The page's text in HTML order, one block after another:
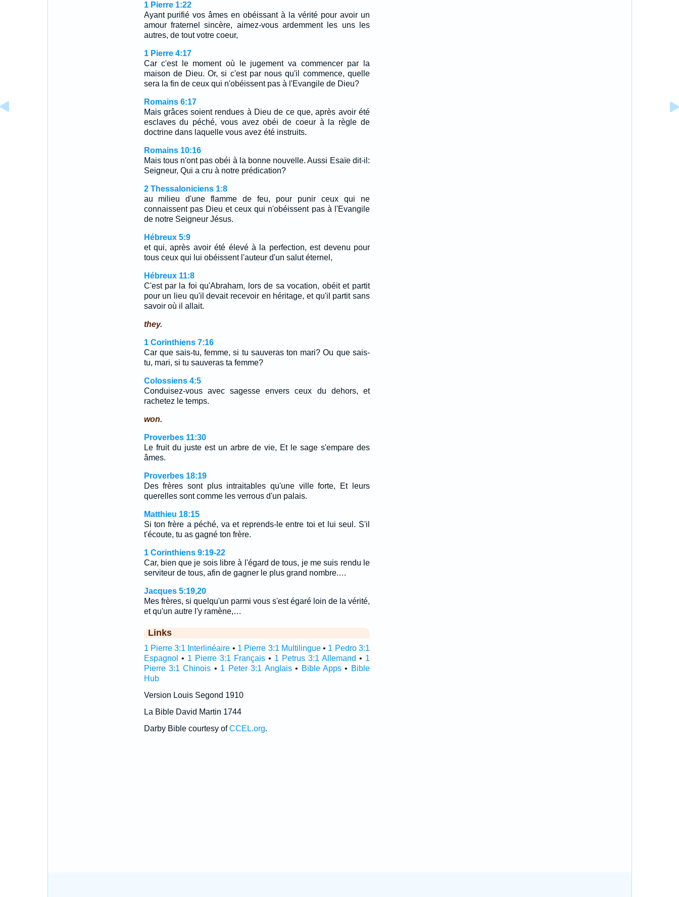
1 Pierre 1:22
Ayant purifié vos âmes en obéissant à la vérité pour avoir un
amour fraternel sincère, aimez-vous ardemment les uns les
autres, de tout votre coeur,
1 Pierre 4:17
Car c'est le moment où le jugement va commencer par la
maison de Dieu. Or, si c'est par nous qu'il commence, quelle
sera la fin de ceux qui n'obéissent pas à l'Evangile de Dieu?
Romains 6:17
Mais grâces soient rendues à Dieu de ce que, après avoir été
esclaves du péché, vous avez obéi de coeur à la règle de
doctrine dans laquelle vous avez été instruits.
Romains 10:16
Mais tous n'ont pas obéi à la bonne nouvelle. Aussi Esaïe dit-il:
Seigneur, Qui a cru à notre prédication?
2 Thessaloniciens 1:8
au milieu d'une flamme de feu, pour punir ceux qui ne
connaissent pas Dieu et ceux qui n'obéissent pas à l'Evangile
de notre Seigneur Jésus.
Hébreux 5:9
et qui, après avoir été élevé à la perfection, est devenu pour
tous ceux qui lui obéissent l'auteur d'un salut éternel,
Hébreux 11:8
C'est par la foi qu'Abraham, lors de sa vocation, obéit et partit
pour un lieu qu'il devait recevoir en héritage, et qu'il partit sans
savoir où il allait.
they.
1 Corinthiens 7:16
Car que sais-tu, femme, si tu sauveras ton mari? Ou que sais-
tu, mari, si tu sauveras ta femme?
Colossiens 4:5
Conduisez-vous avec sagesse envers ceux du dehors, et
rachetez le temps.
won.
Proverbes 11:30
Le fruit du juste est un arbre de vie, Et le sage s'empare des
âmes.
Proverbes 18:19
Des frères sont plus intraitables qu'une ville forte, Et leurs
querelles sont comme les verrous d'un palais.
Matthieu 18:15
Si ton frère a péché, va et reprends-le entre toi et lui seul. S'il
t'écoute, tu as gagné ton frère.
1 Corinthiens 9:19-22
Car, bien que je sois libre à l'égard de tous, je me suis rendu le
serviteur de tous, afin de gagner le plus grand nombre.…
Jacques 5:19,20
Mes frères, si quelqu'un parmi vous s'est égaré loin de la vérité,
et qu'un autre l'y ramène,…
Links
1 Pierre 3:1 Interlinéaire • 1 Pierre 3:1 Multilingue• 1 Pedro 3:1
Espagnol • 1 Pierre 3:1 Français• 1 Petrus 3:1 Allemand • 1
Pierre 3:1 Chinois • 1 Peter 3:1 Anglais• Bible Apps • Bible
Hub
Version Louis Segond 1910
La Bible David Martin 1744
Darby Bible courtesy ofCCEL.org.